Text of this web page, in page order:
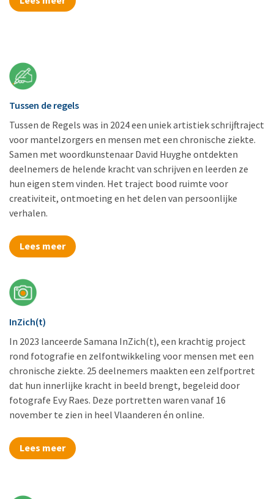
Tussen de regels
Tussen de Regels was in 2024 een uniek artistiek schrijftraject
voor mantelzorgers en mensen met een chronische ziekte.
Samen met woordkunstenaar David Huyghe ontdekten
deelnemers de helende kracht van schrijven en leerden ze
hun eigen stem vinden. Het traject bood ruimte voor
creativiteit, ontmoeting en het delen van persoonlijke
verhalen.
Lees meer
InZich(t)
In 2023 lanceerde Samana InZich(t), een krachtig project
rond fotografie en zelfontwikkeling voor mensen met een
chronische ziekte. 25 deelnemers maakten een zelfportret
dat hun innerlijke kracht in beeld brengt, begeleid door
fotografe Evy Raes. Deze portretten waren vanaf 16
november te zien in heel Vlaanderen én online.
Lees meer